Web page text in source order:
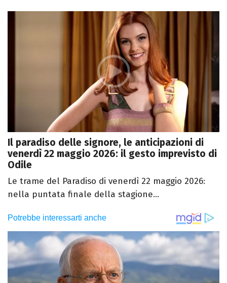
Il paradiso delle signore, le anticipazioni di
venerdì 22 maggio 2026: il gesto imprevisto di
Odile
Le trame del Paradiso di venerdì 22 maggio 2026:
nella puntata finale della stagione...